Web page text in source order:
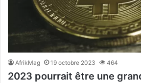
AfrikMag 19 octobre 2023 464
2023 pourrait être une